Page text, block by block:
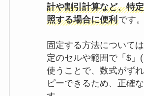
計や割引計算など、特
照する場合に便利です。
固定する方法について
定のセルや範囲で「$」
使うことで、数式がず
ピーできるため、正確